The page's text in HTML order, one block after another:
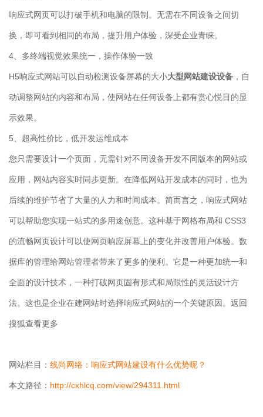
响应式网页可以打破手机和电脑的限制。无需在不同设备之间切
换，即可看到相同的布局，提升用户体验，深受企业青睐。
4、多终端视觉效果统一，操作体验一致
H5响应式网站可以自动检测设备屏幕的大小大型网站建设设备 ，自
动调整网站的内容和布局，使网站在任何设备上都有赏心悦目的显
示效果。
5、超高性价比，低开发运维成本
您只需要设计一个页面，无需针对不同设备开发不同版本的网站或
应用，网站内容实时同步更新。在降低网站开发成本的同时，也为
后续的维护节省了大量的人力和时间成本。简而言之，响应式网站
可以帮助您实现一站式的多用途创意。这种基于网格布局和 CSS3
的流畅网页设计可以使网页响应屏幕上的变化并改善用户体验。数
据库的管理给网站管理者带来了更多的便利。它是一种更加统一和
全面的设计技术，一种打破网页固有形式和局限性的灵活设计方
法。这也是企业在建网站时选择响应式网站的一个关键原因。返回
搜狐查看更多
网站栏目： 线尚网络：响应式网站建设有什么优势呢？
本文路径： http://cxhlcq.com/view/294311.html